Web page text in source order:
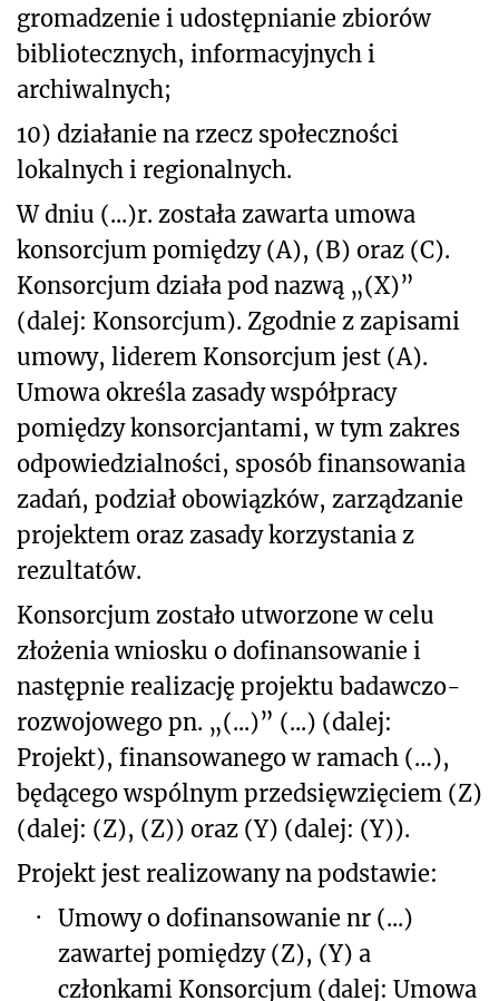
gromadzenie i udostępnianie zbiorów
bibliotecznych, informacyjnych i
archiwalnych;
10) działanie na rzecz społeczności
lokalnych i regionalnych.
W dniu (...)r. została zawarta umowa
konsorcjum pomiędzy (A), (B) oraz (C).
Konsorcjum działa pod nazwą „(X)”
(dalej: Konsorcjum). Zgodnie z zapisami
umowy, liderem Konsorcjum jest (A).
Umowa określa zasady współpracy
pomiędzy konsorcjantami, w tym zakres
odpowiedzialności, sposób finansowania
zadań, podział obowiązków, zarządzanie
projektem oraz zasady korzystania z
rezultatów.
Konsorcjum zostało utworzone w celu
złożenia wniosku o dofinansowanie i
następnie realizację projektu badawczo-
rozwojowego pn. „(...)” (...) (dalej:
Projekt), finansowanego w ramach (…),
będącego wspólnym przedsięwzięciem (Z)
(dalej: (Z), (Z)) oraz (Y) (dalej: (Y)).
Projekt jest realizowany na podstawie:
· Umowy o dofinansowanie nr (...)
zawartej pomiędzy (Z), (Y) a
członkami Konsorcjum (dalej: Umowa